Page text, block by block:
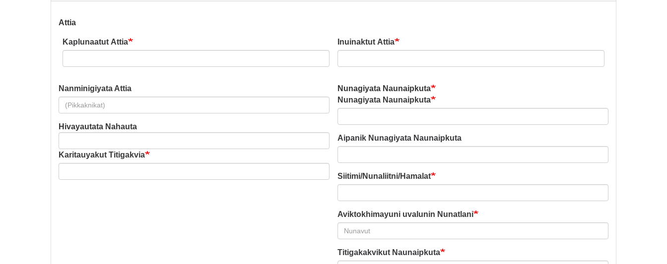
Attia
Kaplunaatut Attia Inuinaktut Attia
Nanminigiyata Attia
Hivayautata Nahauta
Nahauta
Karitauyakut Titigakvia
Nunagiyata Naunaipkuta
Nunagiyata Naunaipkuta
Aipanik Nunagiyata Naunaipkuta
Siitimi/Nunaliitni/Hamalat
Aviktokhimayuni uvalunin Nunatlani
Titigakakvikut Naunaipkuta